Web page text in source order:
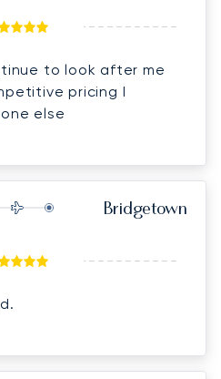
to look after me
pricing I
else
Bridgetown